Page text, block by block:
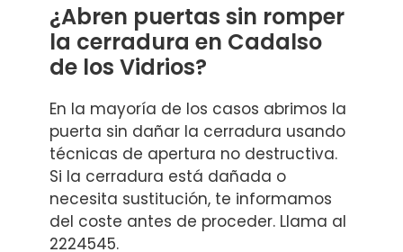
¿Abren puertas sin romper
la cerradura en Cadalso
de los Vidrios?
En la mayoría de los casos abrimos la
puerta sin dañar la cerradura usando
técnicas de apertura no destructiva.
Si la cerradura está dañada o
necesita sustitución, te informamos
del coste antes de proceder. Llama al
2224545.